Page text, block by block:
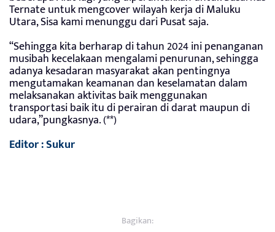
Ternate untuk mengcover wilayah kerja di Maluku
Utara, Sisa kami menunggu dari Pusat saja.
“Sehingga kita berharap di tahun 2024 ini penanganan
musibah kecelakaan mengalami penurunan, sehingga
adanya kesadaran masyarakat akan pentingnya
mengutamakan keamanan dan keselamatan dalam
melaksanakan aktivitas baik menggunakan
transportasi baik itu di perairan di darat maupun di
udara,”pungkasnya. (**)
Editor : Sukur
Bagikan: